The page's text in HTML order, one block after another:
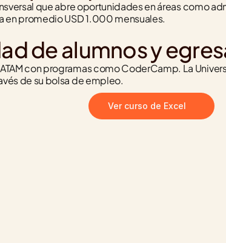
que abre oportunidades en áreas como
en promedio USD 1.000 mensuales.
de alumnos y
con programas como CoderCamp. La
de su bolsa de empleo.
Ver curso de Excel